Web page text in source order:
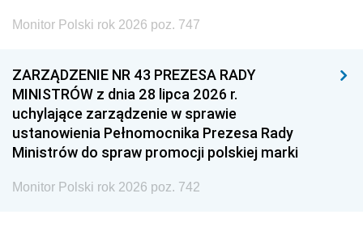
Monitor Polski rok 2026 poz. 747
ZARZĄDZENIE NR 43 PREZESA RADY
MINISTRÓW z dnia 28 lipca 2026 r.
uchylające zarządzenie w sprawie
ustanowienia Pełnomocnika Prezesa Rady
Ministrów do spraw promocji polskiej marki
Monitor Polski rok 2026 poz. 742